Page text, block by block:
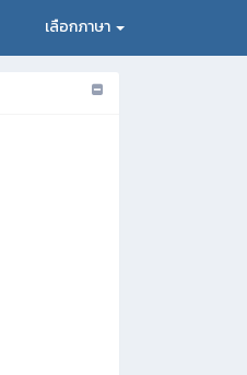
เลือกภาษา